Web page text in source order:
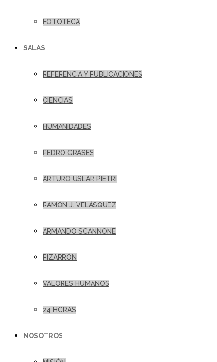
FOTOTECA
SALAS
REFERENCIA Y PUBLICACIONES
CIENCIAS
HUMANIDADES
PEDRO GRASES
ARTURO USLAR PIETRI
RAMÓN J. VELÁSQUEZ
ARMANDO SCANNONE
PIZARRÓN
VALORES HUMANOS
24 HORAS
NOSOTROS